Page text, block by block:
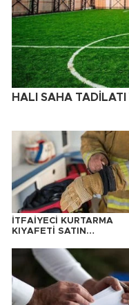
HALI SAHA TADİLATI
İTFAİYECİ KURTARMA
KIYAFETİ SATIN